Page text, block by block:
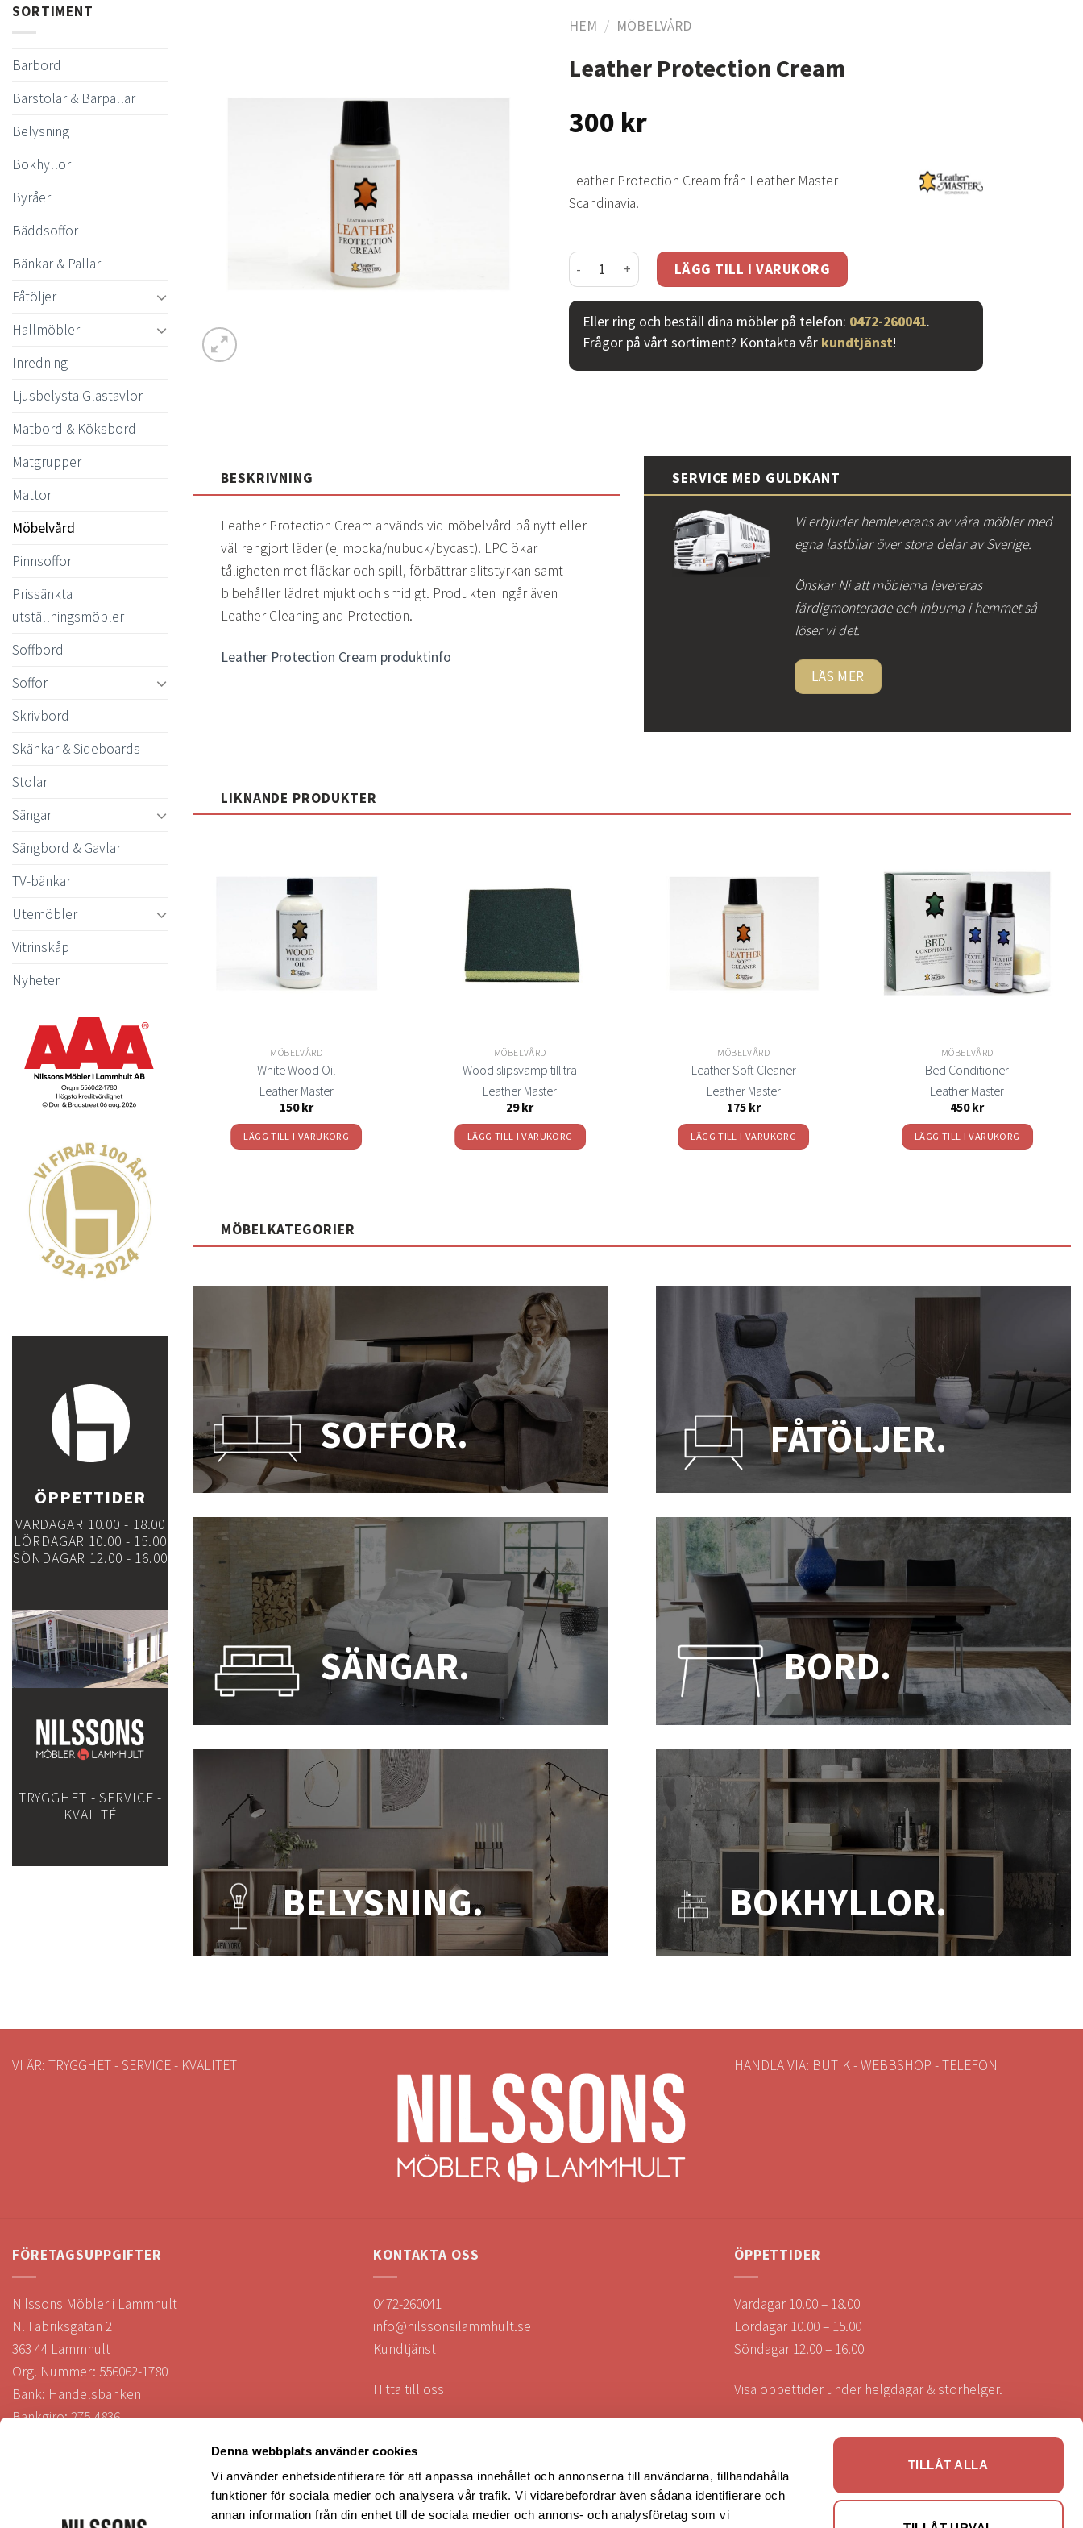
Denna webbplats använder cookies
Vi använder enhetsidentifierare för att anpassa innehållet och annonserna till användarna, tillhandahålla
funktioner för sociala medier och analysera vår trafik. Vi vidarebefordrar även sådana identifierare och
annan information från din enhet till de sociala medier och annons- och analysföretag som vi
TILLÅT ALLA
SORTIMENT
Barbord
Barstolar & Barpallar
Belysning
Bokhyllor
Byråer
Bäddsoffor
Bänkar & Pallar
Fåtöljer
Hallmöbler
Inredning
Ljusbelysta Glastavlor
Matbord & Köksbord
Matgrupper
Mattor
Möbelvård
Pinnsoffor
Prissänkta
utställningsmöbler
Soffbord
Soffor
Skrivbord
Skänkar & Sideboards
Stolar
Sängar
Sängbord & Gavlar
TV-bänkar
Utemöbler
Vitrinskåp
Nyheter
ÖPPETTIDER
VARDAGAR 10.00 - 18.00
LÖRDAGAR 10.00 - 15.00
SÖNDAGAR 12.00 - 16.00
TRYGGHET - SERVICE -
KVALITÉ
HEM / MÖBELVÅRD
Leather Protection Cream
300 kr
Leather Protection Cream från Leather Master
Scandinavia.
Leather Protection Cream mängd
LÄGG TILL I VARUKORG
Eller ring och beställ dina möbler på telefon: 0472-260041.
Frågor på vårt sortiment? Kontakta vår kundtjänst!
BESKRIVNING
Leather Protection Cream används vid möbelvård på nytt eller
väl rengjort läder (ej mocka/nubuck/bycast). LPC ökar
tåligheten mot fläckar och spill, förbättrar slitstyrkan samt
bibehåller lädret mjukt och smidigt. Produkten ingår även i
Leather Cleaning and Protection.
Leather Protection Cream produktinfo
SERVICE MED GULDKANT
Vi erbjuder hemleverans av våra möbler med
egna lastbilar över stora delar av Sverige.
Önskar Ni att möblerna levereras
färdigmonterade och inburna i hemmet så
löser vi det.
LÄS MER
LIKNANDE PRODUKTER
MÖBELVÅRD
White Wood Oil
Leather Master
150kr
LÄGG TILL I VARUKORG
önskelistan
MÖBELVÅRD
Wood slipsvamp till trä
Leather Master
29kr
LÄGG TILL I VARUKORG
MÖBELVÅRD
Leather Soft Cleaner
Leather Master
175 kr
LÄGG TILL I VARUKORG
önskelistan
MÖBELVÅRD
Bed Conditioner
Leather Master
450kr
LÄGG TILL I VARUKORG
önskelistan
MÖBELVÅRD
Anti Odör
Leather Master
250kr
MÖBELKATEGORIER
SOFFOR. FÅTÖLJER.
SÄNGAR. BORD.
BELYSNING. BOKHYLLOR.
VI ÄR: TRYGGHET - SERVICE - KVALITET HANDLA VIA: BUTIK - WEBBSHOP - TELEFON
FÖRETAGSUPPGIFTER
Nilssons Möbler i Lammhult
N. Fabriksgatan 2
363 44 Lammhult
Org. Nummer: 556062-1780
Bank: Handelsbanken
Bankgiro: 275-4836
KONTAKTA OSS
0472-260041
info@nilssonsilammhult.se
Kundtjänst
Hitta till oss
ÖPPETTIDER
Vardagar 10.00 – 18.00
Lördagar 10.00 – 15.00
Söndagar 12.00 – 16.00
Visa öppettider under helgdagar & storhelger.
FÖLJ OSS SÄKRA BETALNINGAR